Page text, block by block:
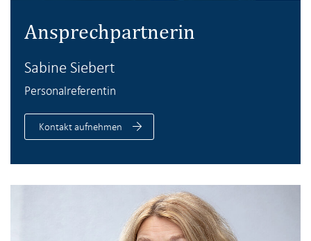
Ansprechpartnerin
Sabine Siebert
Personalreferentin
Kontakt aufnehmen